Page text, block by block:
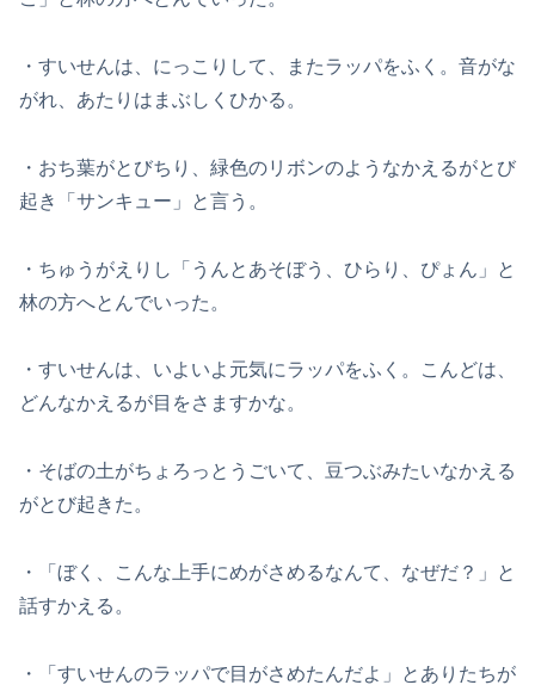
・すいせんは、にっこりして、またラッパをふく。音がな
がれ、あたりはまぶしくひかる。
・おち葉がとびちり、緑色のリボンのようなかえるがとび
起き「サンキュー」と言う。
・ちゅうがえりし「うんとあそぼう、ひらり、ぴょん」と
林の方へとんでいった。
・すいせんは、いよいよ元気にラッパをふく。こんどは、
どんなかえるが目をさますかな。
・そばの土がちょろっとうごいて、豆つぶみたいなかえる
がとび起きた。
・「ぼく、こんな上手にめがさめるなんて、なぜだ？」と
話すかえる。
・「すいせんのラッパで目がさめたんだよ」とありたちが